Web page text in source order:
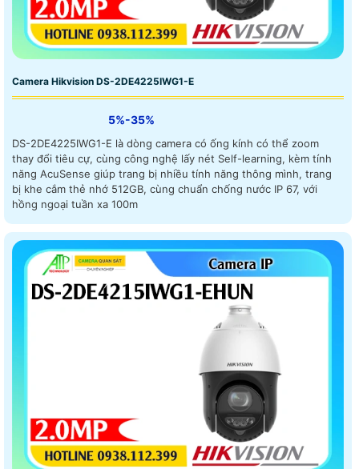
Camera Hikvision DS-2DE4225IWG1-E
5%-35%
DS-2DE4225IWG1-E là dòng camera có ống kính có thể zoom
thay đổi tiêu cự, cùng công nghệ lấy nét Self-learning, kèm tính
năng AcuSense giúp trang bị nhiều tính năng thông mình, trang
bị khe cắm thẻ nhớ 512GB, cùng chuẩn chống nước IP 67, với
hồng ngoại tuần xa 100m